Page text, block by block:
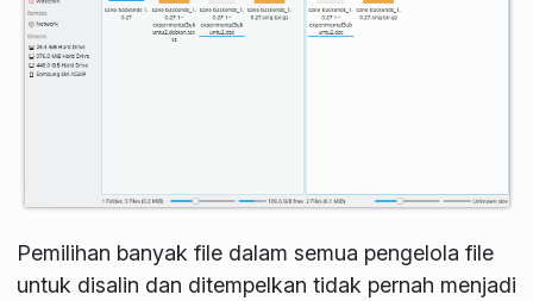
Pemilihan banyak file dalam semua pengelola file
untuk disalin dan ditempelkan tidak pernah menjadi